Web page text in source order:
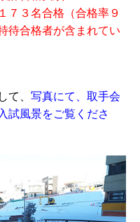
７３名合格（合格率９
待合格者が含まれてい
て、 写真にて、取手会
試風景をご覧くださ